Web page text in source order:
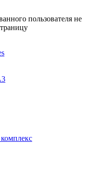
пользователя не